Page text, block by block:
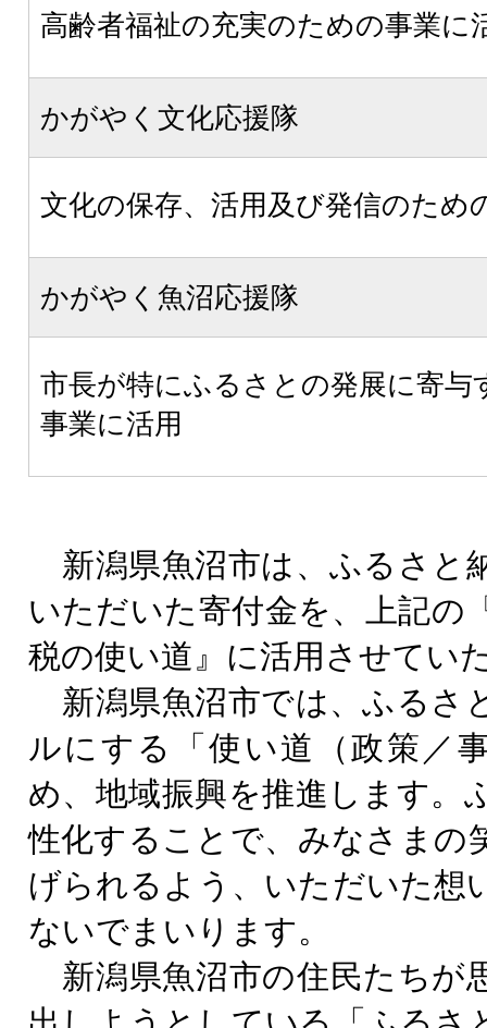
高齢者福祉の充実のための事業に
かがやく文化応援隊
文化の保存、活用及び発信のため
かがやく魚沼応援隊
市長が特にふるさとの発展に寄与
事業に活用
新潟県魚沼市は、ふるさと
いただいた寄付金を、上記の
税の使い道』に活用させてい
新潟県魚沼市では、ふるさ
ルにする「使い道（政策／
め、地域振興を推進します。
性化することで、みなさまの
げられるよう、いただいた想
ないでまいります。
新潟県魚沼市の住民たちが